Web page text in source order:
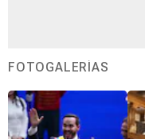
FOTOGALERÍAS